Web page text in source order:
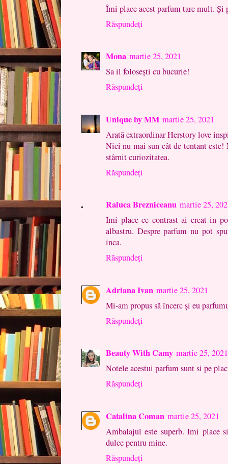
Îmi place acest parfum tare mult.
Răspundeți
Mona martie 25, 2021
Sa il folosești cu bucurie!
Răspundeți
Unique by MM martie 25, 2021
Arată extraordinar Herstory love
Nici nu mai sun cât de tentant
stârnit curiozitatea.
Răspundeți
Raluca Brezniceanu martie 25,
Imi place ce contrast ai creat in
albastru. Despre parfum nu pot
inca.
Răspundeți
Adriana Ivan martie 25, 2021
Mi-am propus să încerc și eu
Răspundeți
Beauty With Camy martie 25, 2021
Notele acestui parfum sunt si pe
Răspundeți
Catalina Coman martie 25, 2021
Ambalajul este superb. Imi place
dulce pentru mine.
Răspundeți